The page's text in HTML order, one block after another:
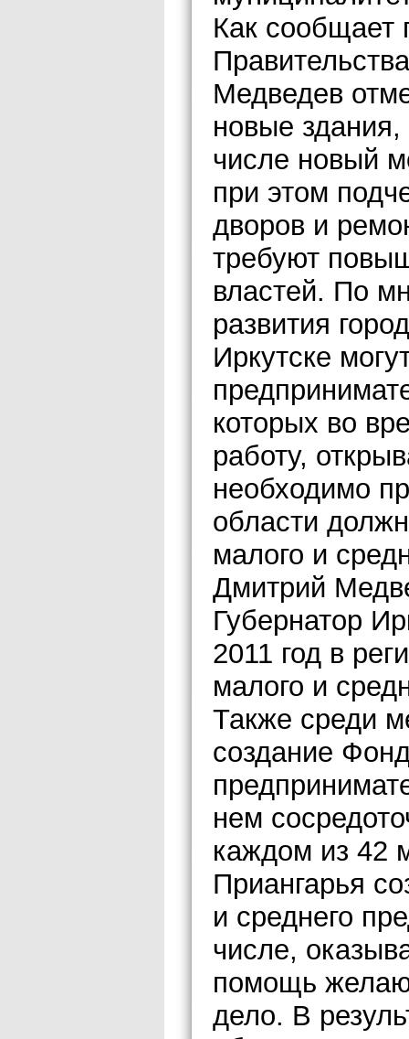
Как сообщает
Медведев
новые
числе новый
при этом
дворов и
требуют
властей. По
развития
Иркутске
которых во
работу,
необходимо
области
малого и
Дмитрий
Губернатор
2011 год в
малого и
Также среди
создание
нем
каждом из 42
Приангарья
и среднего
числе,
помощь
дело. В